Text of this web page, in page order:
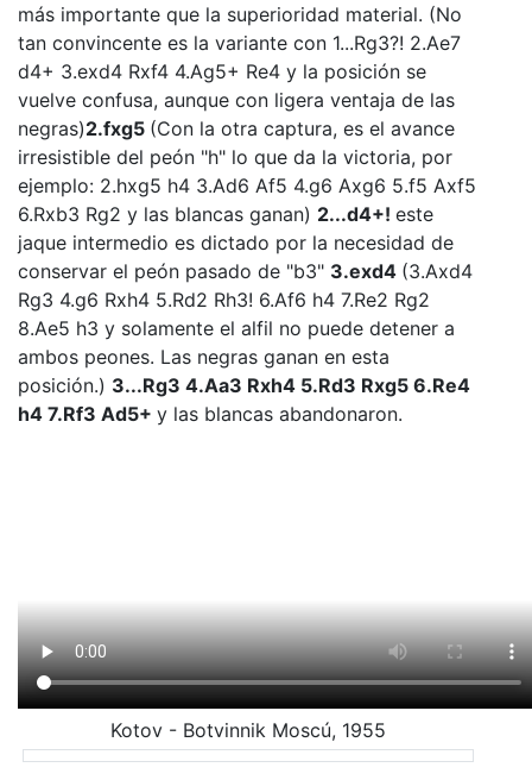
más importante que la superioridad material. (No
tan convincente es la variante con 1...Rg3?! 2.Ae7
d4+ 3.exd4 Rxf4 4.Ag5+ Re4 y la posición se
vuelve confusa, aunque con ligera ventaja de las
negras)2.fxg5 (Con la otra captura, es el avance
irresistible del peón "h" lo que da la victoria, por
ejemplo: 2.hxg5 h4 3.Ad6 Af5 4.g6 Axg6 5.f5 Axf5
6.Rxb3 Rg2 y las blancas ganan) 2...d4+! este
jaque intermedio es dictado por la necesidad de
conservar el peón pasado de "b3" 3.exd4 (3.Axd4
Rg3 4.g6 Rxh4 5.Rd2 Rh3! 6.Af6 h4 7.Re2 Rg2
8.Ae5 h3 y solamente el alfil no puede detener a
ambos peones. Las negras ganan en esta
posición.) 3...Rg3 4.Aa3 Rxh4 5.Rd3 Rxg5 6.Re4
h4 7.Rf3 Ad5+ y las blancas abandonaron.
Kotov - Botvinnik Moscú, 1955